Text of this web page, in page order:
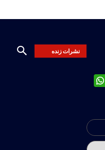
نشرات زنده